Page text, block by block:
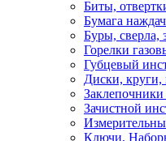
Биты,
Бумага
Буры, сверла,
Горелки
Губцевый
Диски, круги,
Заклепочники
Зачистной
Ключи,